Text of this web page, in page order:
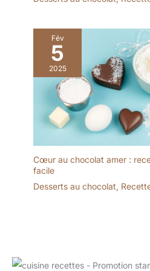
pour
les
Fév
5
2025
Cœur au chocolat amer :
facile
Desserts au chocolat,